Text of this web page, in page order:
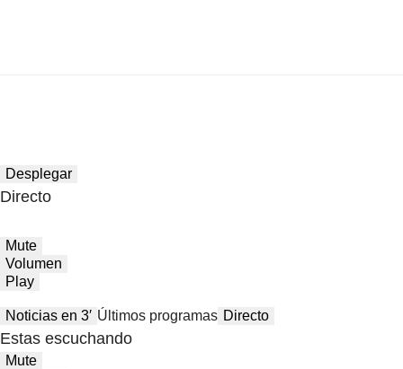
Desplegar
Directo
Mute
Volumen
Play
Noticias en 3′ Últimos programas Directo
Estas escuchando
Mute